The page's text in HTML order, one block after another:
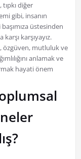
diğer
gibi, insanın
üstesinden
karşıyayız.
özgüven, mutluluk ve
anlamak ve
hayati önem